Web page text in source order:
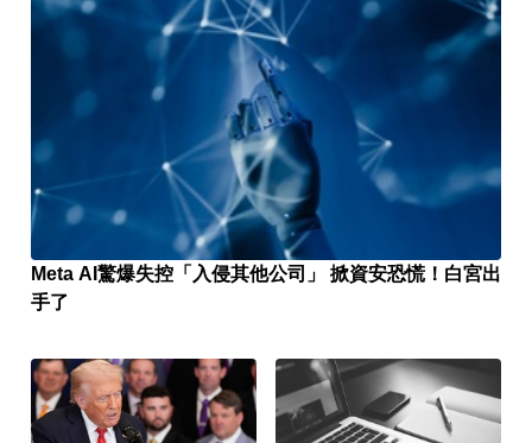
Meta AI驚爆失控「入侵其他公司」 掀資安恐慌！白宮出
手了